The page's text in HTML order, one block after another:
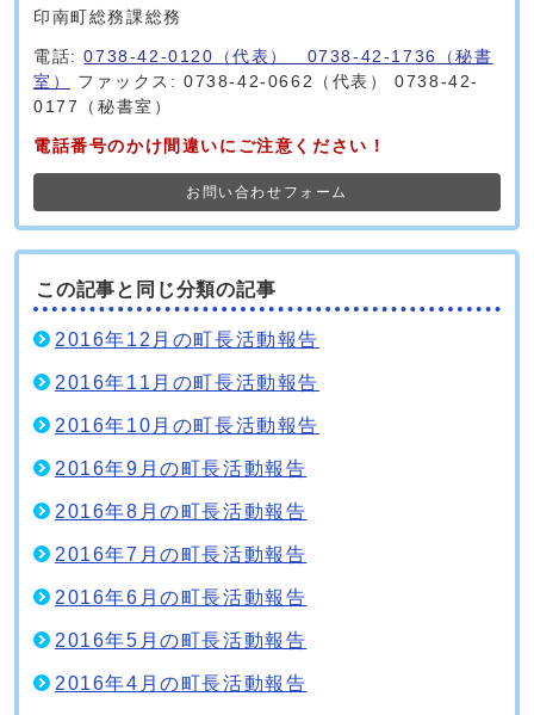
印南町総務課総務
電話:0738-42-0120（代表） 0738-42-1736（秘書
室）
ファックス: 0738-42-0662（代表） 0738-42-
0177（秘書室）
電話番号のかけ間違いにご注意ください！
お問い合わせフォーム
この記事と同じ分類の記事
2016年12月の町長活動報告
2016年11月の町長活動報告
2016年10月の町長活動報告
2016年9月の町長活動報告
2016年8月の町長活動報告
2016年7月の町長活動報告
2016年6月の町長活動報告
2016年5月の町長活動報告
2016年4月の町長活動報告